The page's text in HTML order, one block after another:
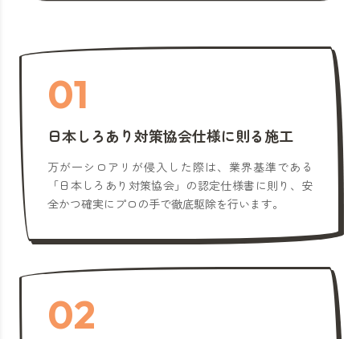
01
日本しろあり対策協会仕様に則る施工
万が一シロアリが侵入した際は、業界基準である
「日本しろあり対策協会」の認定仕様書に則り、安
全かつ確実にプロの手で徹底駆除を行います。
02